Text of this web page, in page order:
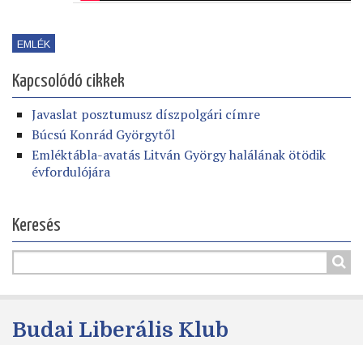
EMLÉK
Kapcsolódó cikkek
Javaslat posztumusz díszpolgári címre
Búcsú Konrád Györgytől
Emléktábla-avatás Litván György halálának ötödik
évfordulójára
Keresés
Budai Liberális Klub